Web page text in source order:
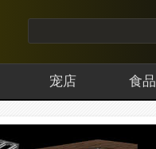
宠店 食品